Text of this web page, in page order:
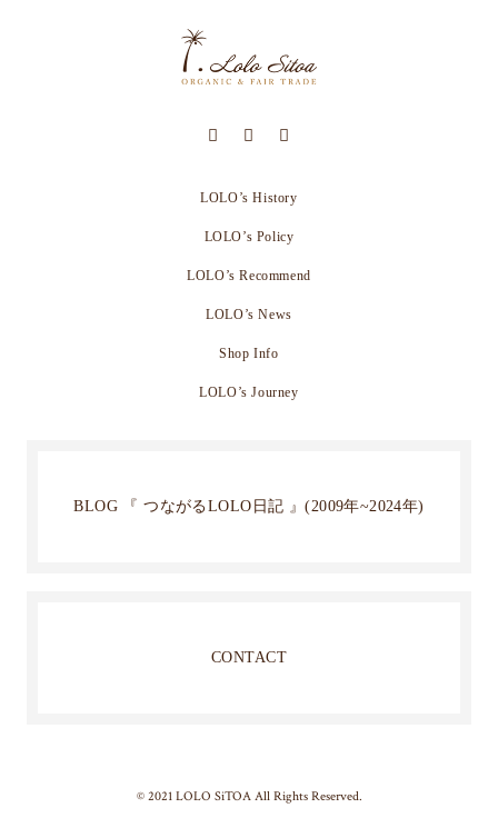
LOLO’s History
LOLO’s Policy
LOLO’s Recommend
LOLO’s News
Shop Info
LOLO’s Journey
BLOG 『 つながるLOLO日記 』(2009年~2024年)
CONTACT
© 2021 LOLO SiTOA All Rights Reserved.